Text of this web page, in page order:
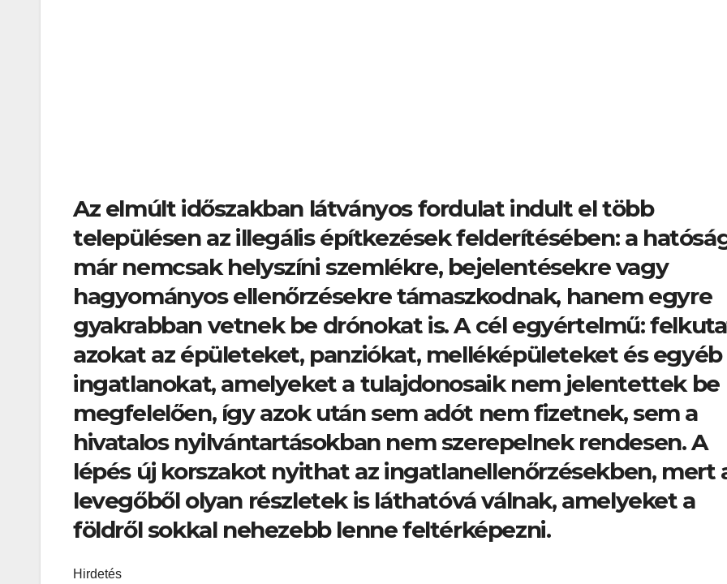
Az elmúlt időszakban látványos fordulat indult el több
településen az illegális építkezések felderítésében: a
már nemcsak helyszíni szemlékre, bejelentésekre vagy
hagyományos ellenőrzésekre támaszkodnak, hanem egyre
gyakrabban vetnek be drónokat is. A cél egyértelmű:
azokat az épületeket, panziókat, melléképületeket és egyéb
ingatlanokat, amelyeket a tulajdonosaik nem jelentettek be
megfelelően, így azok után sem adót nem fizetnek, sem a
hivatalos nyilvántartásokban nem szerepelnek rendesen. A
lépés új korszakot nyithat az ingatlanellenőrzésekben, mert
levegőből olyan részletek is láthatóvá válnak, amelyeket a
földről sokkal nehezebb lenne feltérképezni.
Hirdetés